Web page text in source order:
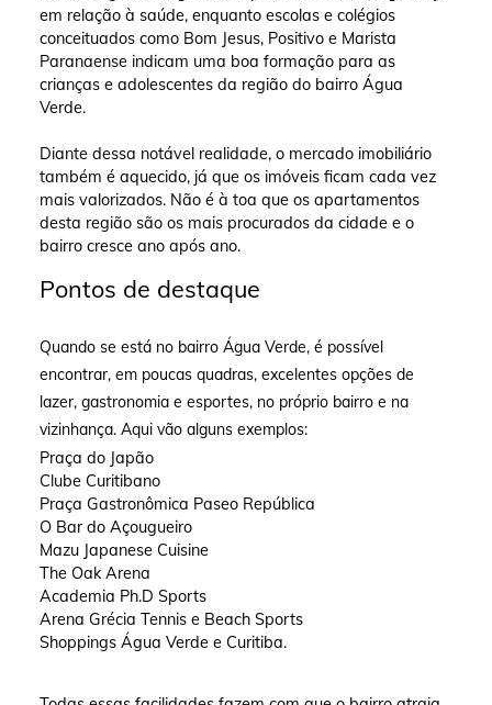
em relação à saúde, enquanto escolas e colégios
conceituados como Bom Jesus, Positivo e Marista
Paranaense indicam uma boa formação para as
crianças e adolescentes da região do bairro Água
Verde.
Diante dessa notável realidade, o mercado imobiliário
também é aquecido, já que os imóveis ficam cada vez
mais valorizados. Não é à toa que os apartamentos
desta região são os mais procurados da cidade e o
bairro cresce ano após ano.
Pontos de destaque
Quando se está no bairro Água Verde, é possível
encontrar, em poucas quadras, excelentes opções de
lazer, gastronomia e esportes, no próprio bairro e na
vizinhança. Aqui vão alguns exemplos:
Praça do Japão
Clube Curitibano
Praça Gastronômica Paseo República
O Bar do Açougueiro
Mazu Japanese Cuisine
The Oak Arena
Academia Ph.D Sports
Arena Grécia Tennis e Beach Sports
Shoppings Água Verde e Curitiba.